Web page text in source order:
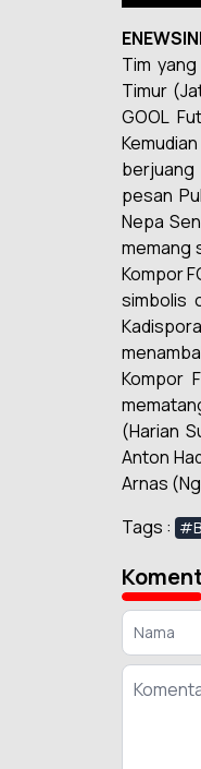
Tim
Timur
GOOL
berjuang
pesan
Nepa
memang
Kompor
simbolis
Kompor
(Harian
Anton
Arnas
Tags :